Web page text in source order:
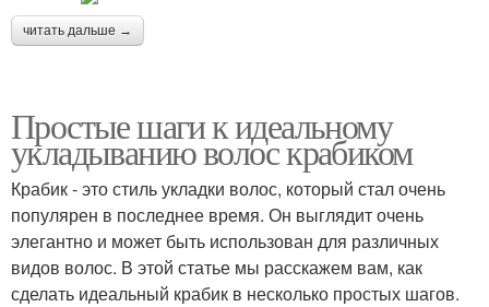
читать дальше →
Простые шаги к идеальному
укладыванию волос крабиком
Крабик - это стиль укладки волос, который стал очень
популярен в последнее время. Он выглядит очень
элегантно и может быть использован для различных
видов волос. В этой статье мы расскажем вам, как
сделать идеальный крабик в несколько простых шагов.